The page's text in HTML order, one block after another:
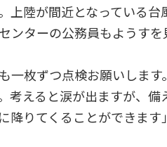
上陸が間近となっている台
ンターの公務員もようすを
一枚ずつ点検お願いします
考えると涙が出ますが、備
りてくることができます